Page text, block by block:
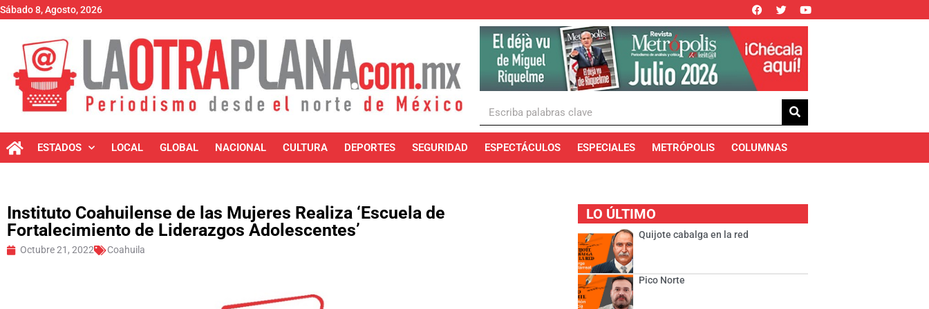
Sábado 8, Agosto, 2026
ESTADOS LOCAL GLOBAL NACIONAL CULTURA DEPORTES SEGURIDAD ESPECTÁCULOS ESPECIALES METRÓPOLIS COLUMNAS
Instituto Coahuilense de las Mujeres Realiza ‘Escuela de
Fortalecimiento de Liderazgos Adolescentes’
Octubre 21, 2022 Coahuila
LO ÚLTIMO
Quijote cabalga en la red
Pico Norte